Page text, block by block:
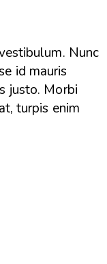
Nunc
id mauris
justo. Morbi
turpis enim